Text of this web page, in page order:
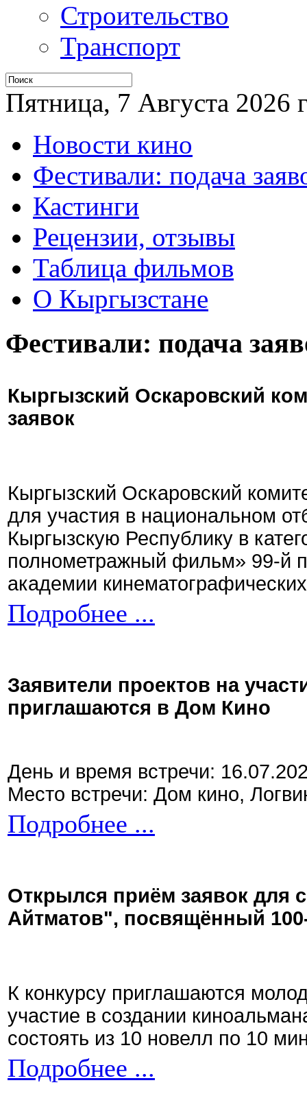
Строительство
Транспорт
Пятница, 7 Августа 2026
Новости кино
Фестивали: подача
Кастинги
Рецензии, отзывы
Таблица фильмов
О Кыргызстане
Фестивали: подача
Кыргызский Оскаровский
заявок
Кыргызский Оскаровский
для участия в национальном
Кыргызскую Республику в
полнометражный фильм» 99-й
академии
Подробнее ...
Заявители проектов на
приглашаются в Дом Кино
День и время встречи:
Место встречи: Дом кино,
Подробнее ...
Открылся приём заявок для
Айтматов", посвящённый
К конкурсу приглашаются
участие в создании
состоять из 10 новелл по 10
Подробнее ...